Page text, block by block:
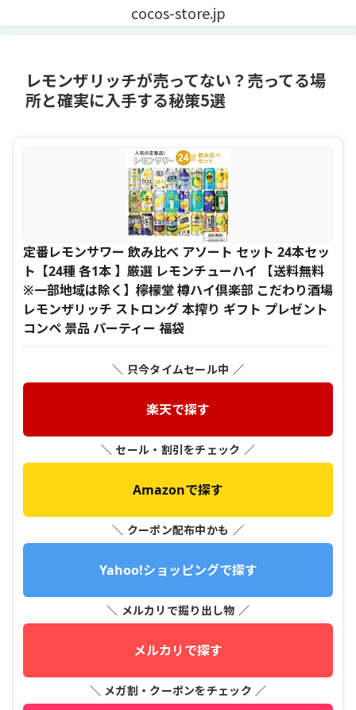
cocos-store.jp
レモンザリッチが売ってない？売ってる場
所と確実に入手する秘策5選
定番レモンサワー 飲み比べ アソート セット 24本セッ
ト【24種 各1本 】厳選 レモンチューハイ 【送料無料
※一部地域は除く】檸檬堂 樽ハイ倶楽部 こだわり酒場
レモンザリッチ ストロング 本搾り ギフト プレゼント
コンペ 景品 パーティー 福袋
＼ 只今タイムセール中 ／
楽天で探す
＼ セール・割引をチェック ／
Amazonで探す
＼ クーポン配布中かも ／
Yahoo!ショッピングで探す
＼ メルカリで掘り出し物 ／
メルカリで探す
＼ メガ割・クーポンをチェック ／